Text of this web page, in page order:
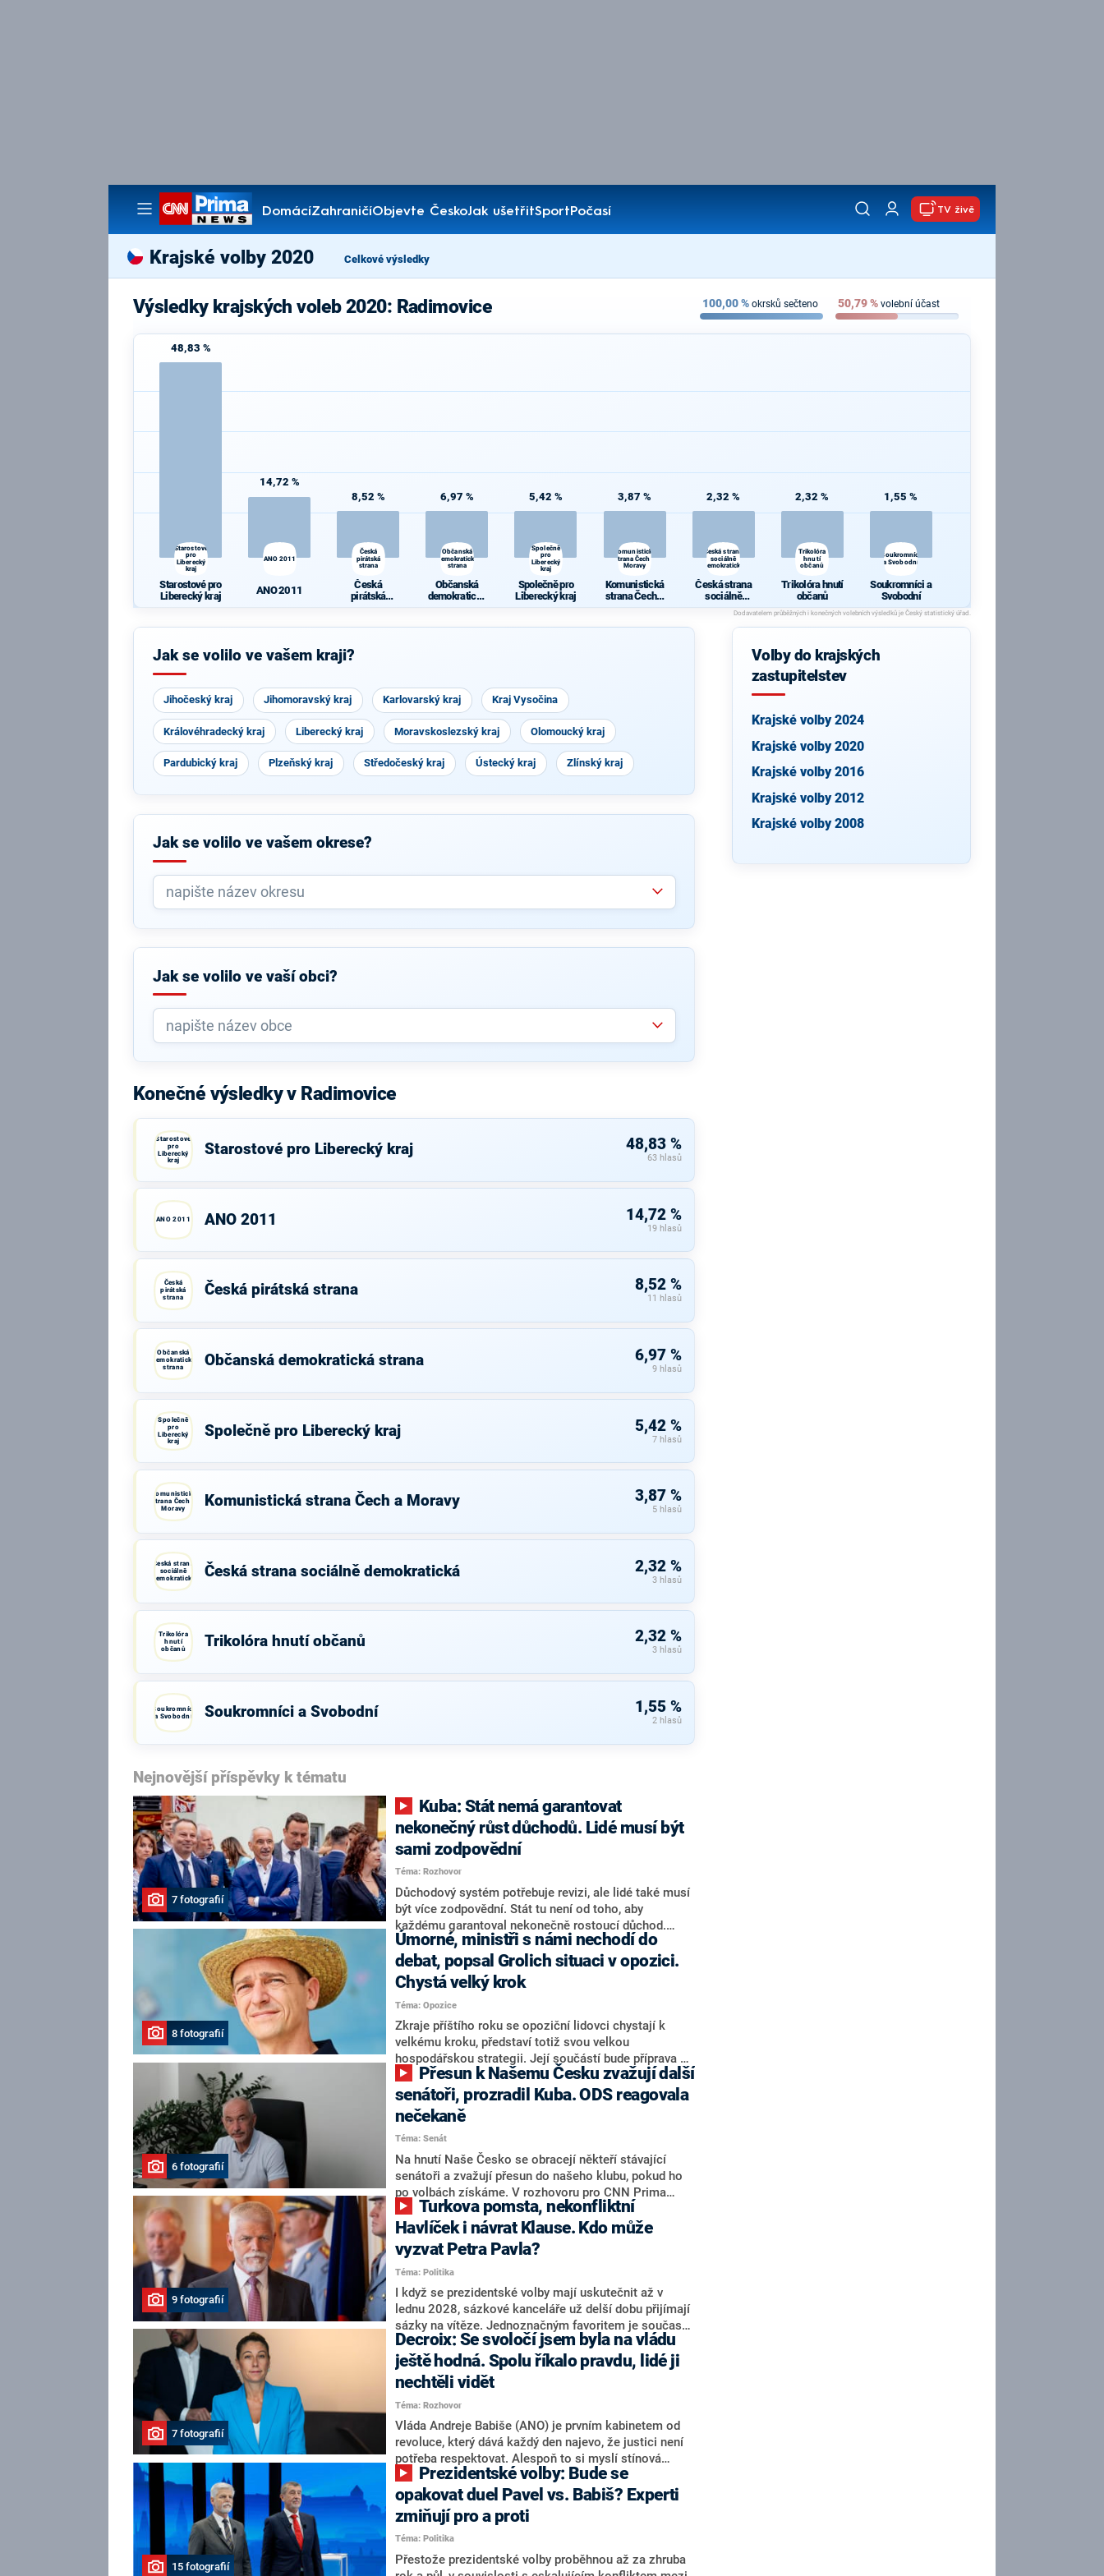
DomácíZahraničíObjevte ČeskoJak ušetřitSportPočasí
Pořady
TV živě
Krajské volby 2020 Celkové výsledky
Výsledky krajských voleb 2020: Radimovice 100,00% okrsků sečteno 50,79% volební účast
48,83 %
Starostové
pro
Liberecký
kraj
Starostové pro
Liberecký kraj
14,72 %
ANO 2011
ANO 2011
8,52 %
Česká
pirátská
strana
Česká
pirátská
6,97 %
Občanská
demokratická
strana
Občanská
demokratická
5,42 %
Společně
pro
Liberecký
kraj
Společně pro
Liberecký kraj
3,87 %
Komunistická
strana Čech a
Moravy
Komunistická
strana Čech a
Moravy
2,32 %
Česká strana
sociálně
demokratická
Česká strana
sociálně
demokratická
2,32 %
Trikolóra
hnutí
občanů
Trikolóra hnutí
občanů
1,55 %
Soukromníci
a Svobodní
Soukromníci a
Svobodní
Jak se volilo ve vašem kraji?
Jihočeský kraj Jihomoravský kraj Karlovarský kraj Kraj Vysočina
Královéhradecký kraj Liberecký kraj Moravskoslezský kraj Olomoucký kraj
Pardubický kraj Plzeňský kraj Středočeský kraj Ústecký kraj Zlínský kraj
Jak se volilo ve vašem okrese?
Jak se volilo ve vaší obci?
Konečné výsledky v Radimovice
Starostové
pro
Liberecký
kraj
Starostové pro Liberecký kraj 48,83 %
63 hlasů
ANO 2011 ANO 2011 14,72 %
19 hlasů
Česká
pirátská
strana
Česká pirátská strana 8,52 %
11 hlasů
Občanská
demokratická
strana
Občanská demokratická strana 6,97 %
9 hlasů
Společně
pro
Liberecký
kraj
Společně pro Liberecký kraj 5,42 %
7 hlasů
Komunistická
strana Čech a
Moravy
Komunistická strana Čech a Moravy 3,87 %
5 hlasů
Česká strana
sociálně
demokratická
Česká strana sociálně demokratická 2,32 %
3 hlasů
Trikolóra
hnutí
občanů
Trikolóra hnutí občanů 2,32 %
3 hlasů
Soukromníci
a Svobodní
Soukromníci a Svobodní 1,55 %
2 hlasů
Nejnovější příspěvky k tématu
7 fotografií
nekonečný růst důchodů. Lidé musí být
sami zodpovědní
Téma: Rozhovor
Důchodový systém potřebuje revizi, ale lidé také musí
být více zodpovědní. Stát tu není od toho, aby
každému garantoval nekonečně rostoucí důchod.
Chybí tu nový systém a my ho představíme,řekl
hejtman Jihočeského kraje a předseda hnutí Naše
Česko Martin Kuba v rozhovoru pro CNN Prima NEWS.
V čele státu pak podle něj nemůže být člověk, který by
střetem zájmů omezoval čerpání financí a rozvoj,
dodal. Řešení u Andreje Babiše ale hodnotit nechtěl.
8 fotografií
Úmorné, ministři s námi nechodí do
debat, popsal Grolich situaci v opozici.
Chystá velký krok
Téma: Opozice
Zkraje příštího roku se opoziční lidovci chystají k
velkému kroku, představí totiž svou velkou
hospodářskou strategii. Její součástí bude příprava na
stárnutí populace, řekl ve středu na setkání s novináři
nový předseda lidovců Jan Grolich. Ten zároveň v
senátních volbách kandiduje ve Vyškově. Popsal i
aktivitu opozice, o níž vládní strany nebo političtí
komentátoři mluví jako o slabé a v defenzivě. „Je to
úmorná práce upozorňovat na chyby vlády. Ministři s
námi navíc nechodí do debat. Chceme ale ukazovat
svoje témata,“ odpověděl Grolich na dotaz CNN Prima
NEWS.
6 fotografií
senátoři, prozradil Kuba. ODS reagovala
nečekaně
Téma: Senát
Na hnutí Naše Česko se obracejí někteří stávající
senátoři a zvažují přesun do našeho klubu, pokud ho
po volbách získáme. V rozhovoru pro CNN Prima
NEWS to řekl zakladatel hnutí a jihočeský hejtman
Martin Kuba. Konkrétní nebyl, ale získat by takto mohl
například senátora Zdeňka Hrabu, který je dnes
součástí klubu ODS a TOP 09. Hraba to na dotaz
redakce nevyloučil. Předseda klubu senátorů ODS
Zdeněk Nytra redakci řekl, že počítá s odchodem
některých senátorů z klubu a že Naše Česko není
nepřítel, ale soupeř.
9 fotografií
Havlíček i návrat Klause. Kdo může
vyzvat Petra Pavla?
Téma: Politika
I když se prezidentské volby mají uskutečnit až v
lednu 2028, sázkové kanceláře už delší dobu přijímají
sázky na vítěze. Jednoznačným favoritem je současná
hlava státu Petr Pavel. Daleko za ním pak bookmakeři
zmiňují dva výrazné politiky ANO, tedy premiéra
Andreje Babiše a ministra průmyslu Karla Havlíčka.
Oblíbeným tipem samotných sázkařů je poslanec za
Motoristy Filip Turek. Politolog Jan Kubáček nicméně
o případné kandidatuře kohokoliv ze zmíněné trojice
značně pochybuje. Podle něj současná koalice dosud
nemá osobu, která by Pavlovi mohla konkurovat.
7 fotografií
Decroix: Se svoločí jsem byla na vládu
ještě hodná. Spolu říkalo pravdu, lidé ji
nechtěli vidět
Téma: Rozhovor
Vláda Andreje Babiše (ANO) je prvním kabinetem od
revoluce, který dává každý den najevo, že justici není
potřeba respektovat. Alespoň to si myslí stínová
ministryně spravedlnosti ODS Eva Decroix. V
rozhovoru pro CNN Prima NEWS si nebrala servítky
ohledně politického výkonu svého nástupce Jeronýma
Tejce (za ANO) či vládní zmocněnkyně pro lidská
práva Taťány Malé (ANO). Označením „svoloč“ na
adresu vlády prý byla ještě hodná. Decroix se také
15 fotografií
opakovat duel Pavel vs. Babiš? Experti
zmiňují pro a proti
Téma: Politika
Přestože prezidentské volby proběhnou až za zhruba
Volby do krajských
zastupitelstev
Krajské volby 2024
Krajské volby 2020
Krajské volby 2016
Krajské volby 2012
Krajské volby 2008